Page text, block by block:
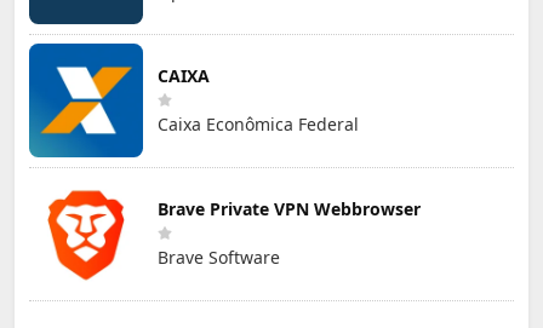
CAIXA
Caixa Econômica Federal
Brave Private VPN Webbrowser
Brave Software